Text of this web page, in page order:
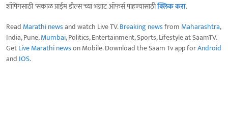
शॉपिंगसाठी 'सकाळ प्राईम डील्स'च्या भन्नाट ऑफर्स पाहण्यासाठीक्लिक करा.
Read Marathi newsand watch Live TV.Breaking newsfrom Maharashtra,
India, Pune,Mumbai, Politics, Entertainment, Sports, Lifestyle at SaamTV.
GetLive Marathi newson Mobile. Download the Saam Tv app forAndroid
and IOS.